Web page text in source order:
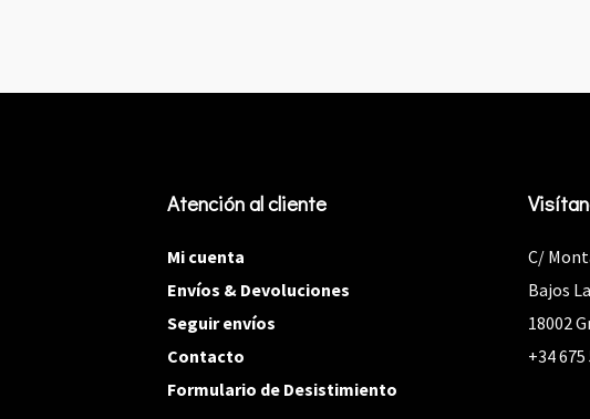
Atención al cliente
Mi cuenta
Envíos & Devoluciones
Seguir envíos
Contacto
Formulario de Desistimiento
C/
Bajos
18002
+34 675